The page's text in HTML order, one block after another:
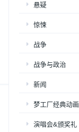
悬疑
惊悚
战争
战争与政治
新闻
梦工厂经典动
演唱会&颁奖礼